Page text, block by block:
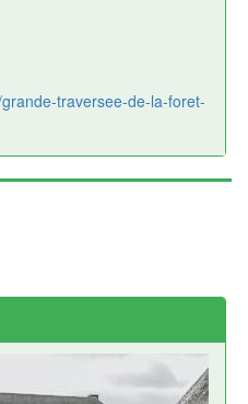
traversee-de-la-foret-